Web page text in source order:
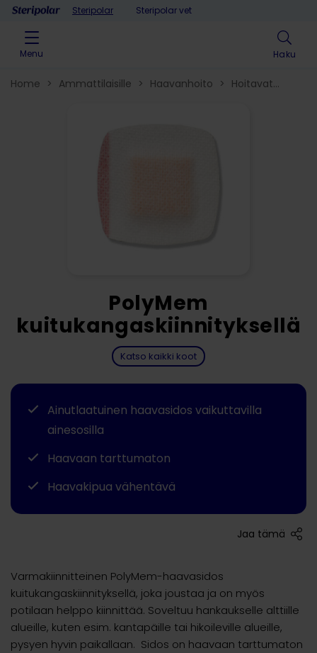
Skip to contentSteripolar Steripolar vet
Menu Haku
Home > Ammattilaisille > Haavanhoito > Hoitavat
Varmakiinnitteinen PolyMem-haavasidos
kuitukangaskiinnityksellä, joka joustaa ja on myös
potilaan helppo kiinnittää. Soveltuu hankaukselle alttiille
alueille, kuten esim. kantapäille tai hikoileville alueille,
pysyen hyvin paikallaan. Sidos on haavaan tarttumaton
PolyMem
kuitukangaskiinnityksellä
Katso kaikki koot
Ainutlaatuinen haavasidos vaikuttavilla
ainesosilla
Haavaan tarttumaton
Haavakipua vähentävä
Jaa tämä